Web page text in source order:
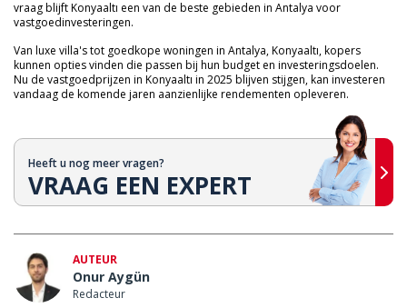
vraag blijft Konyaaltı een van de beste gebieden in Antalya voor
vastgoedinvesteringen.
Van luxe villa's tot goedkope woningen in Antalya, Konyaaltı, kopers
kunnen opties vinden die passen bij hun budget en investeringsdoelen.
Nu de vastgoedprijzen in Konyaaltı in 2025 blijven stijgen, kan investeren
vandaag de komende jaren aanzienlijke rendementen opleveren.
Heeft u nog meer vragen?
VRAAG EEN EXPERT
AUTEUR
Onur Aygün
Redacteur